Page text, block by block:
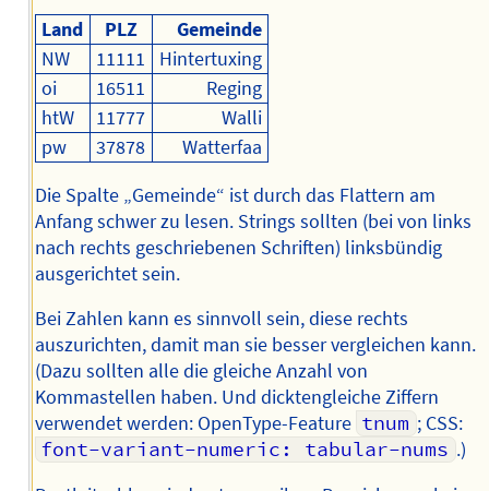
Land
PLZ
Gemeinde
NW
11111
Hintertuxing
oi
16511
Reging
htW
11777
Walli
pw
37878
Watterfaa
Die Spalte „Gemeinde“ ist durch das Flattern am
Anfang schwer zu lesen. Strings sollten (bei von links
nach rechts geschriebenen Schriften) linksbündig
ausgerichtet sein.
Bei Zahlen kann es sinnvoll sein, diese rechts
auszurichten, damit man sie besser vergleichen kann.
(Dazu sollten alle die gleiche Anzahl von
Kommastellen haben. Und dicktengleiche Ziffern
verwendet werden: OpenType-Feature tnum ; CSS:
font-variant-numeric: tabular-nums .)